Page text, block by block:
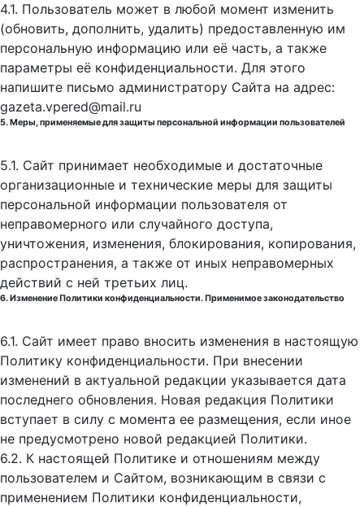
4.1. Пользователь может в любой момент изменить
(обновить, дополнить, удалить) предоставленную им
персональную информацию или её часть, а также
параметры её конфиденциальности. Для этого
напишите письмо администратору Сайта на адрес:
gazeta.vpered@mail.ru
5. Меры, применяемые для защиты персональной информации пользователей
5.1. Сайт принимает необходимые и достаточные
организационные и технические меры для защиты
персональной информации пользователя от
неправомерного или случайного доступа,
уничтожения, изменения, блокирования, копирования,
распространения, а также от иных неправомерных
действий с ней третьих лиц.
6. Изменение Политики конфиденциальности. Применимое законодательство
6.1. Сайт имеет право вносить изменения в настоящую
Политику конфиденциальности. При внесении
изменений в актуальной редакции указывается дата
последнего обновления. Новая редакция Политики
вступает в силу с момента ее размещения, если иное
не предусмотрено новой редакцией Политики.
6.2. К настоящей Политике и отношениям между
пользователем и Сайтом, возникающим в связи с
применением Политики конфиденциальности,